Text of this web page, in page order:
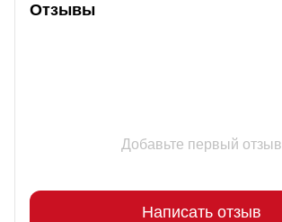
Отзывы
Добавьте первый отзыв
Написать отзыв